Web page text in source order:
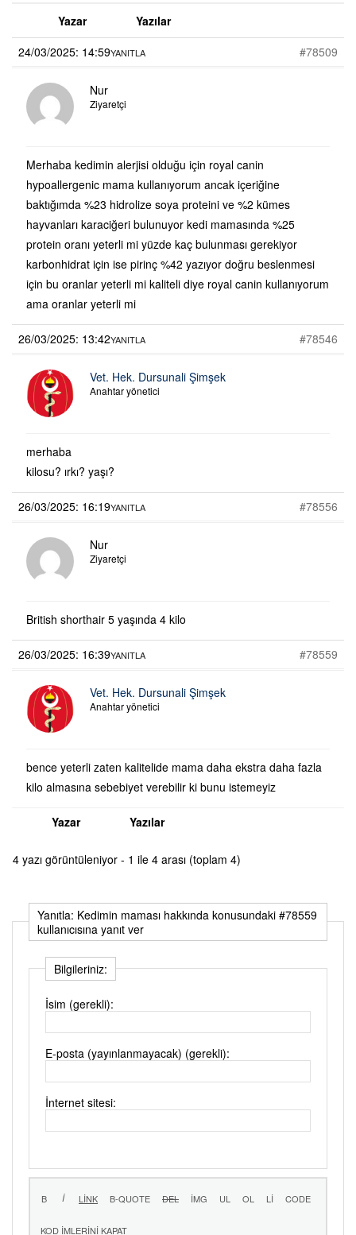
Yazar
Yazılar
24/03/2025: 14:59
#78509
YANITLA
Nur
Ziyaretçi
Merhaba kedimin alerjisi olduğu için royal canin
hypoallergenic mama kullanıyorum ancak içeriğine
baktığımda %23 hidrolize soya proteini ve %2 kümes
hayvanları karaciğeri bulunuyor kedi mamasında %25
protein oranı yeterli mi yüzde kaç bulunması gerekiyor
karbonhidrat için ise pirinç %42 yazıyor doğru beslenmesi
için bu oranlar yeterli mi kaliteli diye royal canin kullanıyorum
ama oranlar yeterli mi
26/03/2025: 13:42 #78546
YANITLA
Vet. Hek. Dursunali Şimşek
Anahtar yönetici
merhaba
kilosu? ırkı? yaşı?
26/03/2025: 16:19 #78556
YANITLA
Nur
Ziyaretçi
British shorthair 5 yaşında 4 kilo
26/03/2025: 16:39 #78559
YANITLA
Vet. Hek. Dursunali Şimşek
Anahtar yönetici
bence yeterli zaten kalitelide mama daha ekstra daha fazla
kilo almasına sebebiyet verebilir ki bunu istemeyiz
Yazar Yazılar
4 yazı görüntüleniyor - 1 ile 4 arası (toplam 4)
Yanıtla: Kedimin maması hakkında konusundaki #78559
kullanıcısına yanıt ver
Bilgileriniz:
İsim (gerekli):
E-posta (yayınlanmayacak) (gerekli):
İnternet sitesi: